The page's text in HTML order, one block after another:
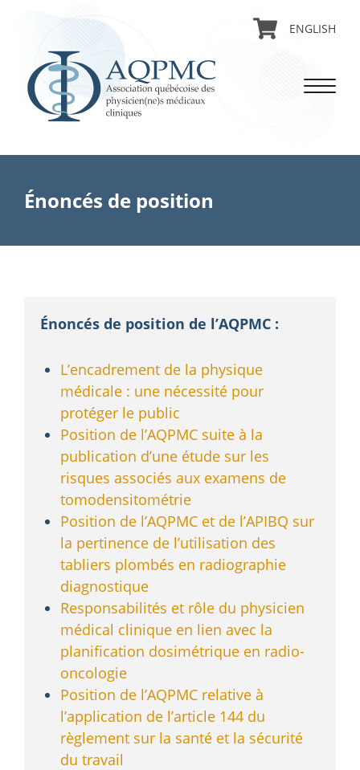
ENGLISH
Énoncés de position
Énoncés de position de l’AQPMC :
L’encadrement de la physique
médicale : une nécessité pour
protéger le public
Position de l’AQPMC suite à la
publication d’une étude sur les
risques associés aux examens de
tomodensitométrie
Position de l’AQPMC et de l’APIBQ sur
la pertinence de l’utilisation des
tabliers plombés en radiographie
diagnostique
Responsabilités et rôle du physicien
médical clinique en lien avec la
planification dosimétrique en radio-
oncologie
Position de l’AQPMC relative à
l’application de l’article 144 du
règlement sur la santé et la sécurité
du travail